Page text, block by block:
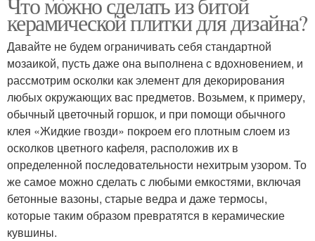
Кованое ограждение
Металлическое
ограждение
керамической плитки для дизайна?
Давайте не будем ограничивать себя стандартной
мозаикой, пусть даже она выполнена с вдохновением, и
рассмотрим осколки как элемент для декорирования
любых окружающих вас предметов. Возьмем, к примеру,
обычный цветочный горшок, и при помощи обычного
клея «Жидкие гвозди» покроем его плотным слоем из
осколков цветного кафеля, расположив их в
определенной последовательности нехитрым узором. То
же самое можно сделать с любыми емкостями, включая
бетонные вазоны, старые ведра и даже термосы,
которые таким образом превратятся в керамические
кувшины.